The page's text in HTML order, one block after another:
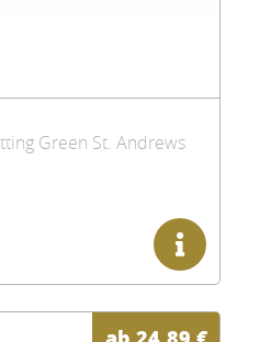
Green St. Andrews